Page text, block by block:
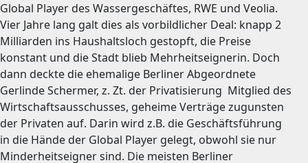
Global Player des Wassergeschäftes, RWE und Veolia.
Vier Jahre lang galt dies als vorbildlicher Deal: knapp 2
Milliarden ins Haushaltsloch gestopft, die Preise
konstant und die Stadt blieb Mehrheitseignerin. Doch
dann deckte die ehemalige Berliner Abgeordnete
Gerlinde Schermer, z. Zt. der Privatisierung Mitglied des
Wirtschaftsausschusses, geheime Verträge zugunsten
der Privaten auf. Darin wird z.B. die Geschäftsführung
in die Hände der Global Player gelegt, obwohl sie nur
Minderheitseigner sind. Die meisten Berliner